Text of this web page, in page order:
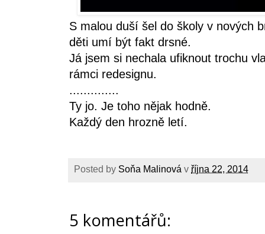
S malou duší šel do školy v nových
děti umí být fakt drsné.
Já jsem si nechala ufiknout trochu
rámci redesignu.
..............
Ty jo. Je toho nějak hodně.
Každý den hrozně letí.
Posted by Soňa Malinová v října 22, 2014
5 komentářů: